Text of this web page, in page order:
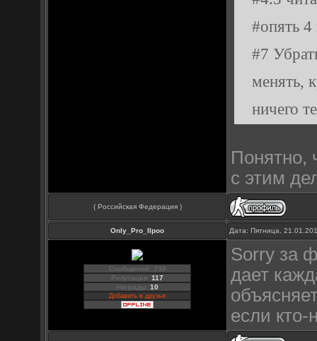
#опять 4
#7
менять,
ничего
Понятно,
с этим
( Российская Федерация )
Only_Pro_IIpoo Дата: Пятница,
Сообщений: 239
Репутация:117
Награды:10
Добавить в друзья
Sorry за
дает
если кто-